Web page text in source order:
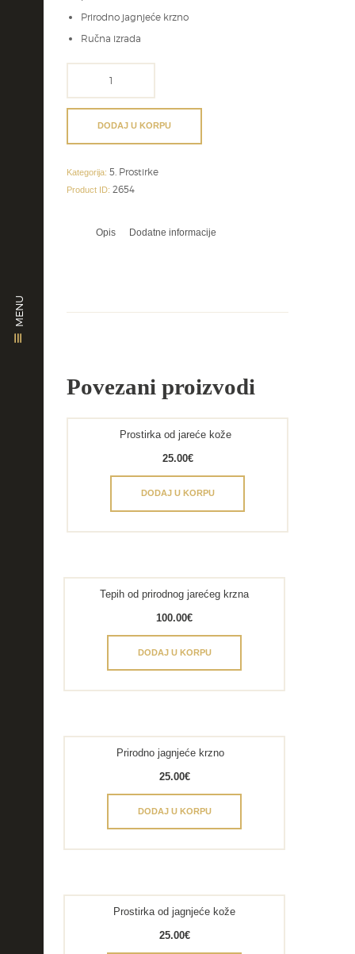
MENU
Prirodno jagnjeće krzno
Ručna izrada
za
DODAJ U KORPU
Kategorija: 5. Prostirke
Product ID: 2654
Opis Dodatne informacije
Povezani proizvodi
Prostirka od jareće kože
25.00€
DODAJ U KORPU
Tepih od prirodnog jarećeg krzna
100.00€
DODAJ U KORPU
Prirodno jagnjeće krzno
25.00€
DODAJ U KORPU
Prostirka od jagnjeće kože
25.00€